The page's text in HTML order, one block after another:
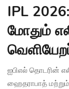
IPL
மோதும்
ஐபிஎல் தொடரின்
ஹைதராபாத்